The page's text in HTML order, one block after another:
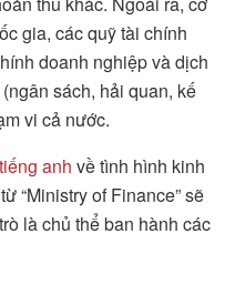
gia, các quỹ tài chính
doanh nghiệp và dịch
sách, hải quan, kế
vi cả nước.
anh về tình hình kinh
“Ministry of Finance” sẽ
là chủ thể ban hành các